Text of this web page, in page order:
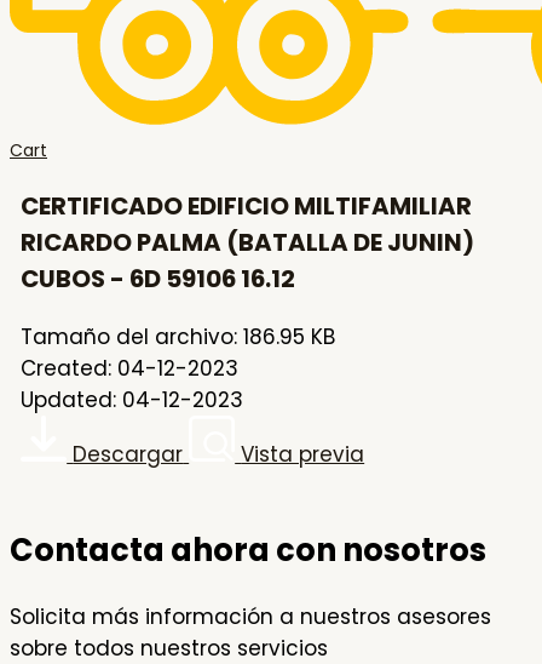
Cart
CERTIFICADO EDIFICIO MILTIFAMILIAR
RICARDO PALMA (BATALLA DE JUNIN)
CUBOS - 6D 59106 16.12
Tamaño del archivo: 186.95 KB
Created: 04-12-2023
Updated: 04-12-2023
Descargar
Vista previa
Contacta ahora con nosotros
Solicita más información a nuestros asesores
sobre todos nuestros servicios